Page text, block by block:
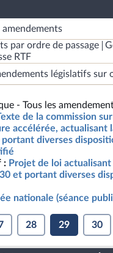
par ordre de passage
RTF
législatifs sur
- Tous les
de la commission
accélérée,
portant diverses
: Projet de loi
et portant diverses
nationale (séance
28 29 30